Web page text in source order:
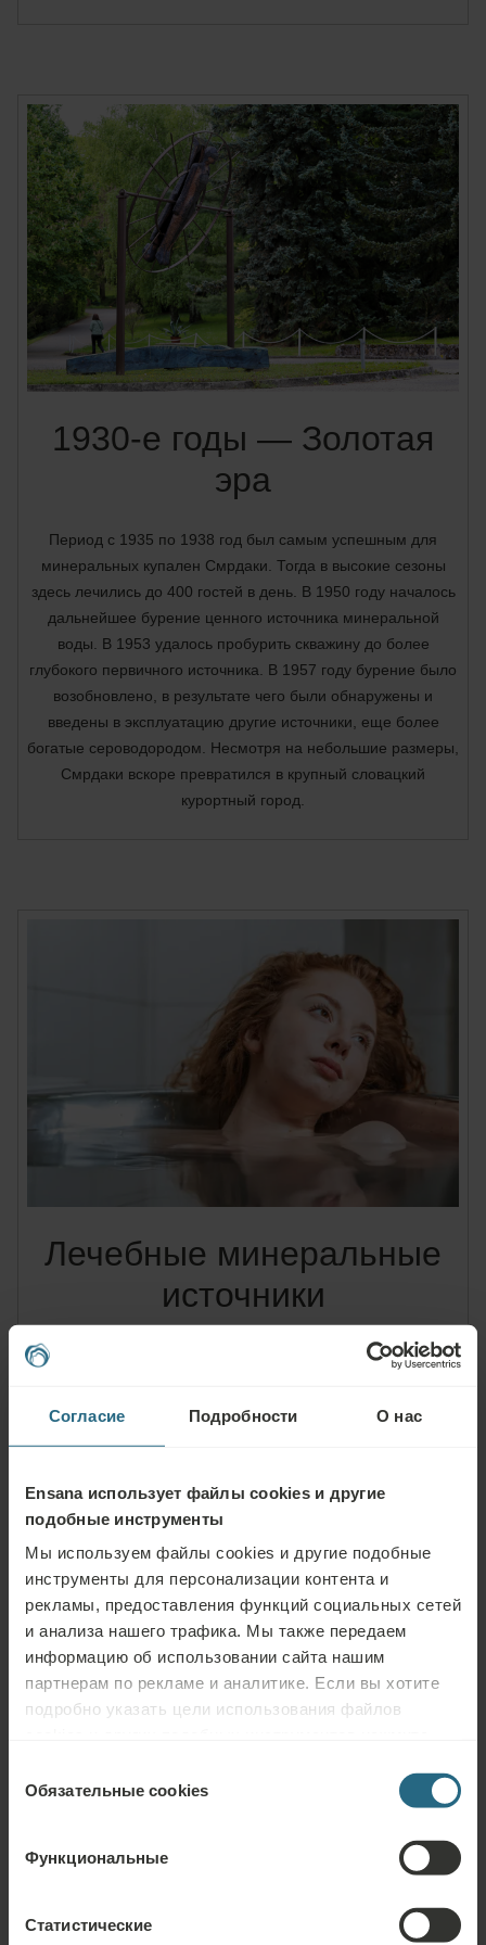
Согласие Подробности О нас
Ensana использует файлы cookies и другие
подобные инструменты
Мы используем файлы cookies и другие подобные
инструменты для персонализации контента и
рекламы, предоставления функций социальных сетей
и анализа нашего трафика. Мы также передаем
информацию об использовании сайта нашим
партнерам по рекламе и аналитике. Если вы хотите
подробно указать цели использования файлов
используйте кнопку «Разрешить всё».
согласия
Обязательные cookies
Функциональные
Статистические
1930-е годы — Золотая
эра
Период с 1935 по 1938 год был самым успешным для
минеральных купален Смрдаки. Тогда в высокие сезоны
здесь лечились до 400 гостей в день. В 1950 году началось
дальнейшее бурение ценного источника минеральной
воды. В 1953 удалось пробурить скважину до более
глубокого первичного источника. В 1957 году бурение было
возобновлено, в результате чего были обнаружены и
введены в эксплуатацию другие источники, еще более
богатые сероводородом. Несмотря на небольшие размеры,
Смрдаки вскоре превратился в крупный словацкий
курортный город.
Лечебные минеральные
источники
Минеральные источники и лечебная глина Смрдаки — это
доисторического моря. В одном литре лечебной воды
курорте мира нет воды с таким высоким содержанием
сульфидов. Сернистая глина образуется при прохождении
эффект, как вода, поэтому ее также используют для спа-
процедур в Смрдаки.